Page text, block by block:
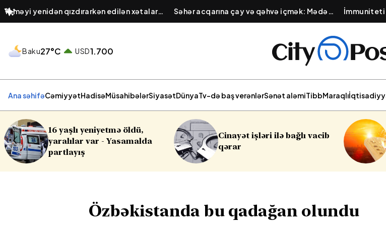
Yeməyi yenidən qızdırarkən edilən xətalar:
Hansı ərzaqlar zəhərə çevrilir?
​Səhər acqarına çay və qəhvə içmək: Mədə
şirəsinin tarazlığını pozan vərdiş
İmmuniteti
Qışa
Baku27°C USD1.700
Ana səhifəCəmiyyətHadisəMüsahibələrSiyasətDünyaTv-də baş verənlərSənət aləmiTibbMaraqlı
Cinayət işləri ilə bağlı vacib
qərar
Sabahın havası açıqlanıb
Özbəkistanda bu qadağan olundu